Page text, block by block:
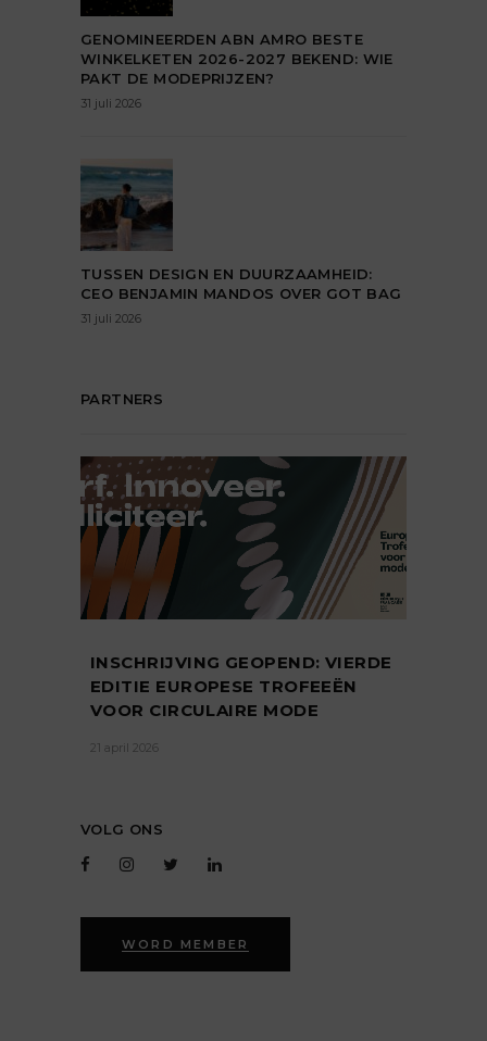
GENOMINEERDEN ABN AMRO BESTE
WINKELKETEN 2026-2027 BEKEND: WIE
PAKT DE MODEPRIJZEN?
31 juli 2026
TUSSEN DESIGN EN DUURZAAMHEID:
CEO BENJAMIN MANDOS OVER GOT BAG
31 juli 2026
PARTNERS
INSCHRIJVING GEOPEND: VIERDE
EDITIE EUROPESE TROFEEËN
VOOR CIRCULAIRE MODE
21 april 2026
VOLG ONS
WORD MEMBER